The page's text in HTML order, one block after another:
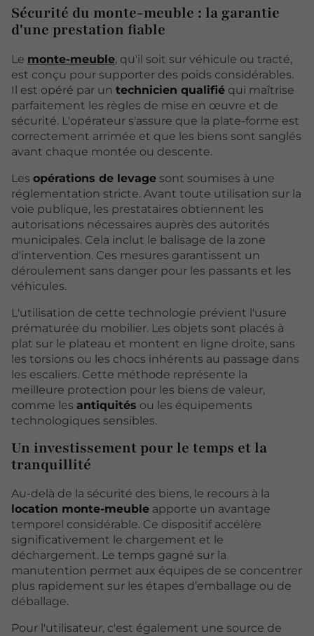
Sécurité du monte-meuble : la garantie
d'une prestation fiable
Le monte-meuble, qu'il soit sur véhicule ou tracté,
est conçu pour supporter des poids considérables.
Il est opéré par un technicien qualifié qui maîtrise
parfaitement les règles de mise en œuvre et de
sécurité. L'opérateur s'assure que la plate-forme est
correctement arrimée et que les biens sont sanglés
avant chaque montée ou descente.
Les opérations de levage sont soumises à une
réglementation stricte. Avant toute utilisation sur la
voie publique, les prestataires obtiennent les
autorisations nécessaires auprès des autorités
municipales. Cela inclut le balisage de la zone
d'intervention. Ces mesures garantissent un
déroulement sans danger pour les passants et les
véhicules.
L'utilisation de cette technologie prévient l'usure
prématurée du mobilier. Les objets sont placés à
plat sur le plateau et montent en ligne droite, sans
les torsions ou les chocs inhérents au passage dans
les escaliers. Cette méthode représente la
meilleure protection pour les biens de valeur,
comme les antiquités ou les équipements
technologiques sensibles.
Un investissement pour le temps et la
tranquillité
Au-delà de la sécurité des biens, le recours à la
location monte-meuble apporte un avantage
temporel considérable. Ce dispositif accélère
significativement le chargement et le
déchargement. Le temps gagné sur la
manutention permet aux équipes de se concentrer
plus rapidement sur les étapes d’emballage ou de
déballage.
Pour l'utilisateur, c'est également une source de